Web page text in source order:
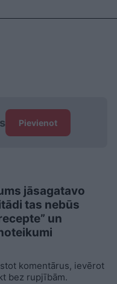
Pievienot
jāsagatavo
tas nebūs
un
komentārus, ievērot
bez rupjībām.